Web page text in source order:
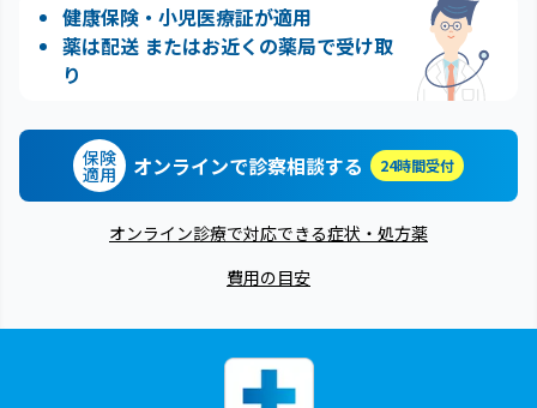
健康保険・小児医療証が適用
薬は配送 またはお近くの薬局で受け取
り
保険
適用 オンラインで診察相談する 24時間受付
オンライン診療で対応できる症状・処方薬
費用の目安